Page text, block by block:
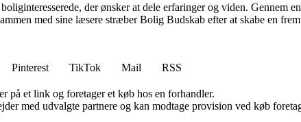
der ønsker at dele erfaringer og viden.
med sine læsere stræber Bolig Budskab efter at skabe en
Pinterest TikTok Mail
RSS
et link og foretager et køb hos en forhandler.
med udvalgte partnere og kan modtage provision ved køb